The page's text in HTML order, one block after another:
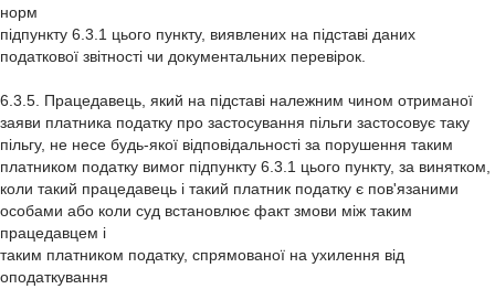
норм
підпункту 6.3.1 цього пункту, виявлених на підставі даних
податкової звітності чи документальних перевірок.
6.3.5. Працедавець, який на підставі належним чином отриманої
заяви платника податку про застосування пільги застосовує таку
пільгу, не несе будь-якої відповідальності за порушення таким
платником податку вимог підпункту 6.3.1 цього пункту, за винятком,
коли такий працедавець і такий платник податку є пов'язаними
особами або коли суд встановлює факт змови між таким
працедавцем і
таким платником податку, спрямованої на ухилення від
оподаткування